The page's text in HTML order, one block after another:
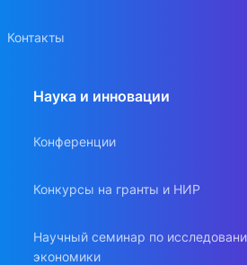
Контакты
Наука и инновации
Конференции
Конкурсы на гранты и НИР
Научный семинар по
экономики